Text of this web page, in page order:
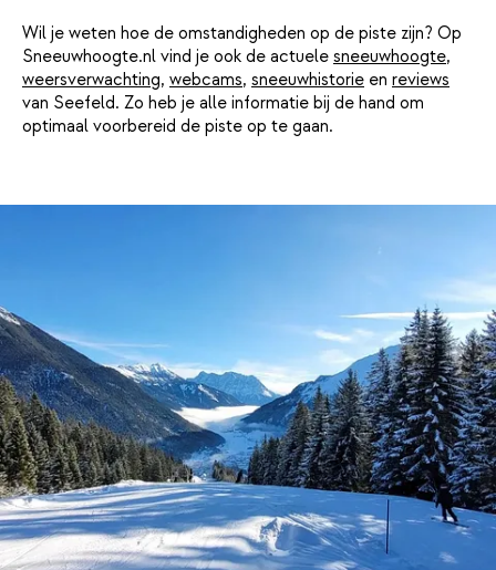
Wil je weten hoe de omstandigheden op de piste zijn? Op
Sneeuwhoogte.nl vind je ook de actuele sneeuwhoogte,
weersverwachting, webcams, sneeuwhistorie en reviews
van Seefeld. Zo heb je alle informatie bij de hand om
optimaal voorbereid de piste op te gaan.